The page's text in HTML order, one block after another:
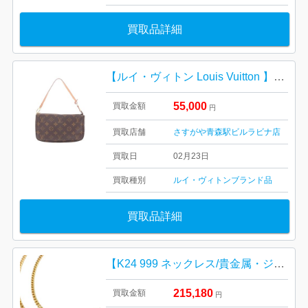
買取品詳細
【ルイ・ヴィトン Louis Vuitton 】アクセソワール・モノグラム・キャンバス・カーフレザー・キャンバス・ショルダーバック・ブランド
買取金額 55,000 円
買取店舗 さすがや青森駅ビルラビナ店
買取日 02月23日
買取種別 ルイ・ヴィトンブランド品
買取品詳細
【K24 999 ネックレス/貴金属・ジュエリー・喜平・純金・宝石・メンズ・レディース】
買取金額 215,180 円